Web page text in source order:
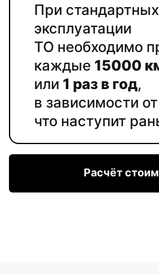
При
эксплуатации
ТО необходимо
каждые 15000
или 1 раз в год,
в зависимости от
что наступит
Расчёт